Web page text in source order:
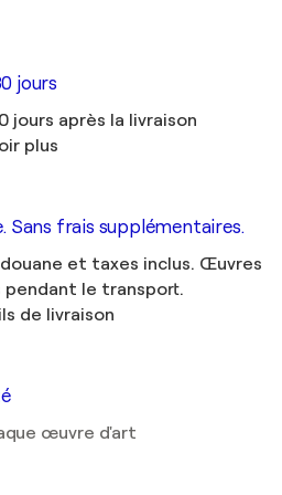
jours
jours après la livraison
plus
Sans frais supplémentaires.
et taxes inclus. Œuvres
pendant le transport.
de livraison
œuvre d'art